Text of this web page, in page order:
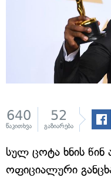
640
წაკითხვა
52
გაზიარება
სულ ცოტა ხნის წინ
ოფიციალური